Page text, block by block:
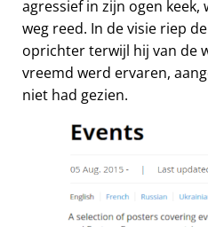
agressief in zijn ogen
weg reed. In de visie riep
oprichter terwijl hij van de
vreemd werd ervaren,
niet had gezien.